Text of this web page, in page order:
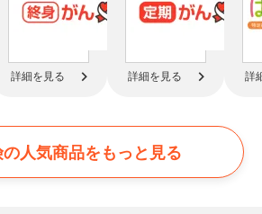
詳細を見る 詳細を見る 詳
の人気商品をもっと見る